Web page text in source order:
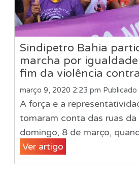
Sindipetro Bahia
marcha por
fim da violência
março 9, 2020 2:23 pm
A força e a
tomaram conta das ruas da
domingo, 8 de março,
Ver artigo